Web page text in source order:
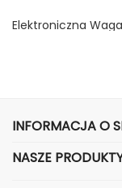
Elektroniczna
INFORMACJA O
NASZE